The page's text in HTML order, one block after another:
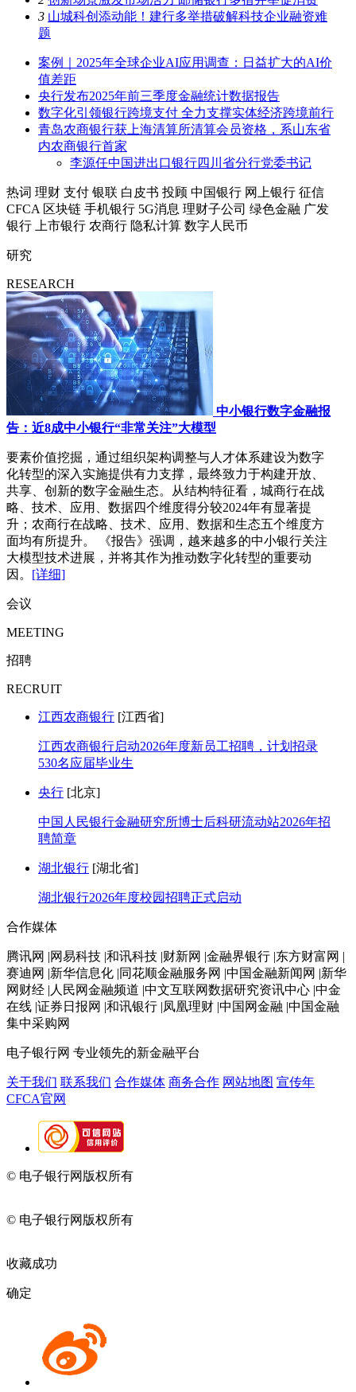
3 山城科创添动能！建行多举措破解科技企业融资难
题
案例｜2025年全球企业AI应用调查：日益扩大的AI价
值差距
央行发布2025年前三季度金融统计数据报告
数字化引领银行跨境支付 全力支撑实体经济跨境前行
青岛农商银行获上海清算所清算会员资格，系山东省
内农商银行首家
李源任中国进出口银行四川省分行党委书记
热词 理财 支付 银联 白皮书 投顾 中国银行 网上银行 征信
CFCA 区块链 手机银行 5G消息 理财子公司 绿色金融 广发
银行
上市银行 农商行 隐私计算 数字人民币
研究
RESEARCH
中小银行数字金融报
告：近8成中小银行“非常关注”大模型
要素价值挖掘，通过组织架构调整与人才体系建设为数字
化转型的深入实施提供有力支撑，最终致力于构建开放、
共享、创新的数字金融生态。从结构特征看，城商行在战
略、技术、应用、数据四个维度得分较2024年有显著提
升；农商行在战略、技术、应用、数据和生态五个维度方
面均有所提升。 《报告》强调，越来越多的中小银行关注
大模型技术进展，并将其作为推动数字化转型的重要动
因。 [详细]
会议
MEETING
招聘
RECRUIT
江西农商银行 [江西省]
江西农商银行启动2026年度新员工招聘，计划招录
530名应届毕业生
央行 [北京]
中国人民银行金融研究所博士后科研流动站2026年招
聘简章
湖北银行 [湖北省]
湖北银行2026年度校园招聘正式启动
合作媒体
腾讯网 |网易科技 |和讯科技 |财新网 |金融界银行 |东方财富网 |
赛迪网 |新华信息化 |同花顺金融服务网 |中国金融新闻网 |新华
网财经 |人民网金融频道 |中文互联网数据研究资讯中心 |中金
在线 |证券日报网 |和讯银行 |凤凰理财 |中国网金融 |中国金融
集中采购网
电子银行网 专业领先的新金融平台
关于我们 联系我们 合作媒体 商务合作 网站地图 宣传年
CFCA官网
© 电子银行网版权所有
© 电子银行网版权所有
收藏成功
确定